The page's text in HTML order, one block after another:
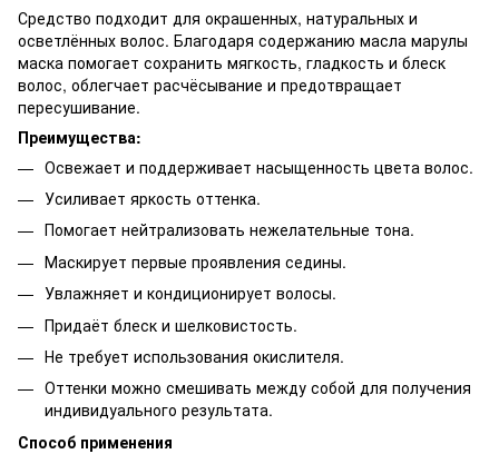
Средство подходит для окрашенных, натуральных и
осветлённых волос. Благодаря содержанию масла марулы
маска помогает сохранить мягкость, гладкость и блеск
волос, облегчает расчёсывание и предотвращает
пересушивание.
Преимущества:
Освежает и поддерживает насыщенность цвета волос.
Усиливает яркость оттенка.
Помогает нейтрализовать нежелательные тона.
Маскирует первые проявления седины.
Увлажняет и кондиционирует волосы.
Придаёт блеск и шелковистость.
Не требует использования окислителя.
Оттенки можно смешивать между собой для получения
индивидуального результата.
Способ применения